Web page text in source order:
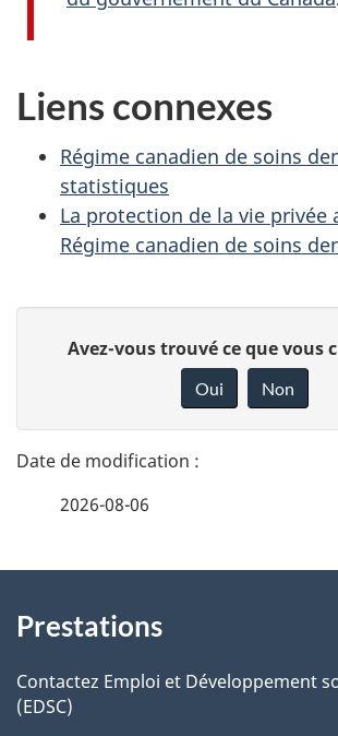
Liens connexes
Régime canadien de soins
statistiques
La protection de la vie privée
Régime canadien de soins
t
a
l
s
e
n
o
t
e
r
Avez-vous trouvé ce que vous
Oui Non
2026-08-06
propos
de
Prestations
Contactez Emploi et Développement
(EDSC)